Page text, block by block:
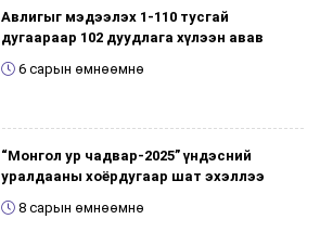
Авлигыг мэдээлэх 1-110 тусгай
дугаараар 102 дуудлага хүлээн авав
6 сарын өмнөөмнө
“Монгол ур чадвар-2025” үндэсний
уралдааны хоёрдугаар шат эхэллээ
8 сарын өмнөөмнө